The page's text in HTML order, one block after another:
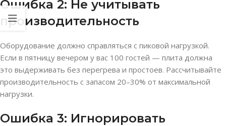
Ошибка 2: Не учитывать
производительность
Оборудование должно справляться с пиковой нагрузкой.
Если в пятницу вечером у вас 100 гостей — плита должна
это выдерживать без перегрева и простоев. Рассчитывайте
производительность с запасом 20–30% от максимальной
нагрузки.
Ошибка 3: Игнорировать